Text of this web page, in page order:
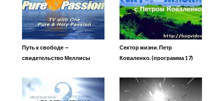
Путь к свободе —
свидетельство Меллисы
Сектор жизни. Петр
Коваленко. (программа 17)